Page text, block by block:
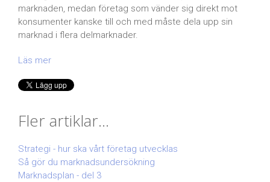
marknaden, medan företag som vänder sig direkt mot
konsumenter kanske till och med måste dela upp sin
marknad i flera delmarknader.
Läs mer
Fler artiklar...
Strategi - hur ska vårt företag utvecklas
Så gör du marknadsundersökning
Marknadsplan - del 3